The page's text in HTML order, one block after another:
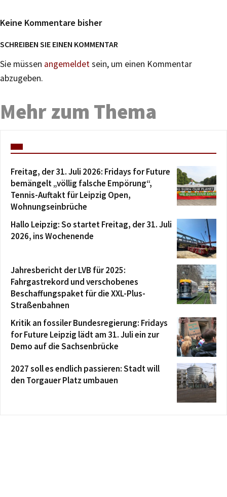
Keine Kommentare bisher
SCHREIBEN SIE EINEN KOMMENTAR
Sie müssen angemeldetsein, um einen Kommentar
abzugeben.
Mehr zum Thema
Freitag, der 31. Juli 2026: Fridays for Future
bemängelt „völlig falsche Empörung“,
Tennis-Auftakt für Leipzig Open,
Wohnungseinbrüche
Hallo Leipzig: So startet Freitag, der 31. Juli
2026, ins Wochenende
Jahresbericht der LVB für 2025:
Fahrgastrekord und verschobenes
Beschaffungspaket für die XXL-Plus-
Straßenbahnen
Kritik an fossiler Bundesregierung: Fridays
for Future Leipzig lädt am 31. Juli ein zur
Demo auf die Sachsenbrücke
2027 soll es endlich passieren: Stadt will
den Torgauer Platz umbauen